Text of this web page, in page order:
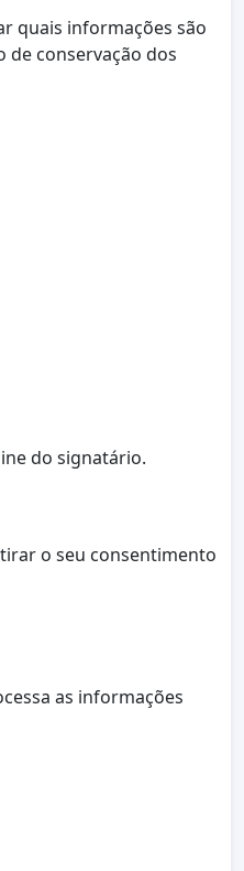
quais informações são
de conservação dos
do signatário.
o seu consentimento
as informações